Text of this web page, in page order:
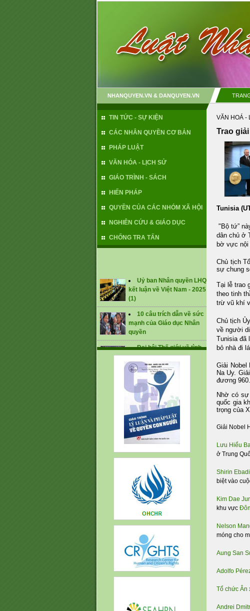
NHANQUYEN.VN & DANQUYEN.VN
TIN TỨC - SỰ KIỆN
CÁC NHÂN QUYỀN CƠ BẢN
PHÁP LUẬT
VĂN HÓA - LỊCH SỬ
GIÁO TRÌNH - SÁCH
HIẾN PHÁP
QUYỀN CỦA CÁC NHÓM XÃ HỘI
NGHIÊN CỨU & GIÁO DỤC
CHỐNG TRA TẤN
kết luận về Việt Nam - 2025
(1)
10 câu trích dẫn về sức
mạnh của Giáo dục Nhân
quyền
Đại hội Thế giới về tình
trạng mất tích cưỡng bức
lần thứ 1 (tháng 1/2025)
CÁC KHUYẾN NGHỊ ĐỐI
VỚI VIỆT NAM TẠI UPR -
2024
VĂN HOÁ -
Trao
Tunisia
"Bộ tứ”
dân chủ ở
bờ vực nội
Chủ tịch
sự chung
Tại lễ trao
theo tinh
trừ vũ khí
Chủ tịch
về người
Tunisia đã
bỏ nhà đi
Giải Nobel
Na Uy.
đương
Nhờ có
quốc gia
trọng của
Giải Nobel
Lưu Hiểu
ở Trung
Shirin Ebadi
biệt vào
Kim Dae
khu vực
Nelson
móng cho
Aung San
Adolfo
Tổ chức Ân
Andrei